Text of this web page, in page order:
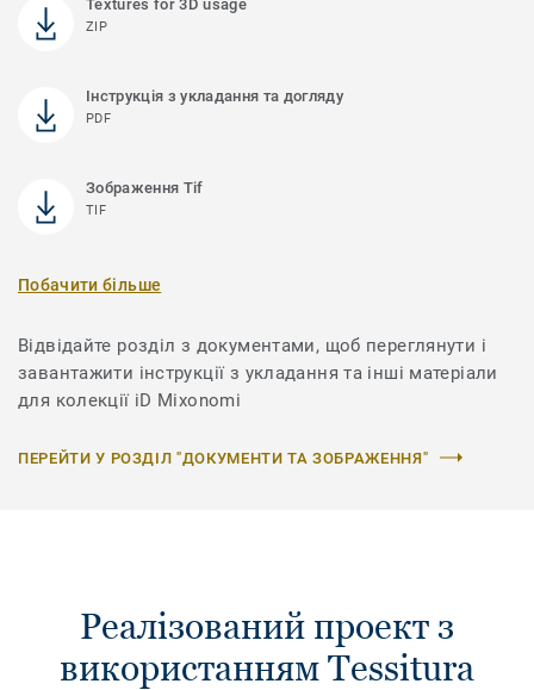
Textures for 3D usage
ZIP
Інструкція з укладання та догляду
PDF
Зображення Tif
TIF
Побачити більше
Відвідайте розділ з документами, щоб переглянути і
завантажити інструкції з укладання та інші матеріали
для колекції iD Mixonomi
ПЕРЕЙТИ У РОЗДІЛ "ДОКУМЕНТИ ТА ЗОБРАЖЕННЯ"
Реалізований проект з
використанням Tessitura